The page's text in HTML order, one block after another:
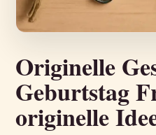
Originelle
Geburtstag
originelle